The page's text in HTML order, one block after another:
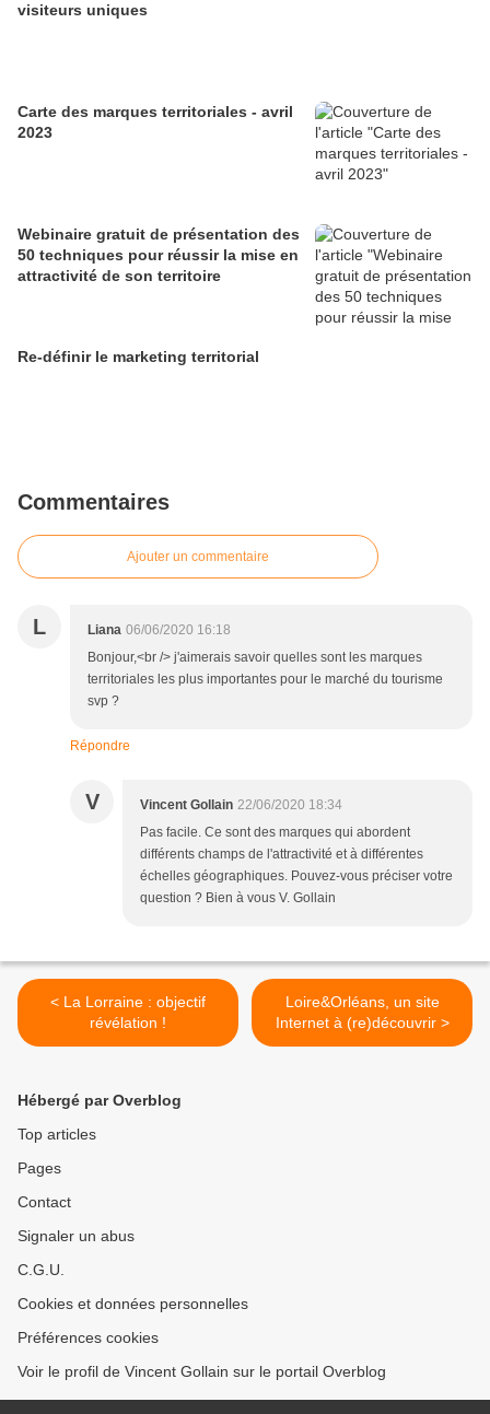
visiteurs uniques
Carte des marques territoriales - avril
2023
Webinaire gratuit de présentation des
50 techniques pour réussir la mise en
attractivité de son territoire
Re-définir le marketing territorial
Commentaires
Ajouter un commentaire
L Liana 06/06/2020 16:18
Bonjour,<br /> j'aimerais savoir quelles sont les marques
territoriales les plus importantes pour le marché du tourisme
svp ?
Répondre
V Vincent Gollain 22/06/2020 18:34
Pas facile. Ce sont des marques qui abordent
différents champs de l'attractivité et à différentes
échelles géographiques. Pouvez-vous préciser votre
question ? Bien à vous V. Gollain
< La Lorraine : objectif
révélation !
Loire&Orléans, un site
Internet à (re)découvrir >
Hébergé par Overblog
Top articles
Pages
Contact
Signaler un abus
C.G.U.
Cookies et données personnelles
Préférences cookies
Voir le profil de Vincent Gollain sur le portail Overblog